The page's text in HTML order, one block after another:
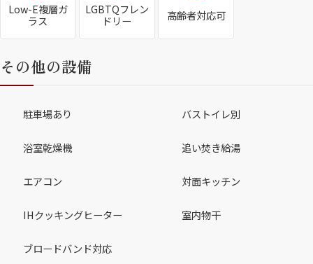
Low-E複層ガ
ラス
LGBTQフレン
ドリー
高齢者対応可
その他の設備
駐車場あり バストイレ別
浴室乾燥機 追い焚き給湯
エアコン 対面キッチン
IHクッキングヒーター 室内物干
ブロードバンド対応